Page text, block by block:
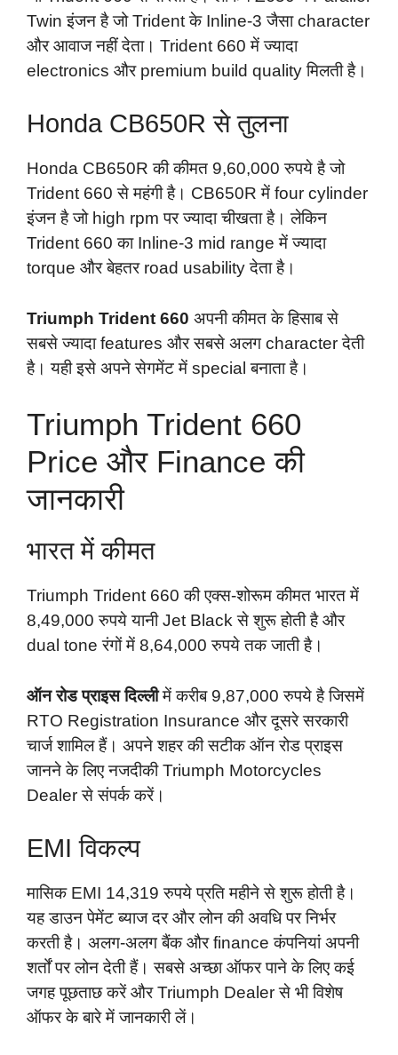
Twin इंजन है जो Trident के Inline-3 जैसा character
और आवाज नहीं देता। Trident 660 में ज्यादा
electronics और premium build quality मिलती है।
Honda CB650R से तुलना
Honda CB650R की कीमत 9,60,000 रुपये है जो
Trident 660 से महंगी है। CB650R में four cylinder
इंजन है जो high rpm पर ज्यादा चीखता है। लेकिन
Trident 660 का Inline-3 mid range में ज्यादा
torque और बेहतर road usability देता है।
Triumph Trident 660 अपनी कीमत के हिसाब से
सबसे ज्यादा features और सबसे अलग character देती
है। यही इसे अपने सेगमेंट में special बनाता है।
Triumph Trident 660
Price और Finance की
जानकारी
भारत में कीमत
Triumph Trident 660 की एक्स-शोरूम कीमत भारत में
8,49,000 रुपये यानी Jet Black से शुरू होती है और
dual tone रंगों में 8,64,000 रुपये तक जाती है।
ऑन रोड प्राइस दिल्लीमें करीब 9,87,000 रुपये है जिसमें
RTO Registration Insurance और दूसरे सरकारी
चार्ज शामिल हैं। अपने शहर की सटीक ऑन रोड प्राइस
जानने के लिए नजदीकी Triumph Motorcycles
Dealer से संपर्क करें।
EMI विकल्प
मासिक EMI 14,319 रुपये प्रति महीने से शुरू होती है।
यह डाउन पेमेंट ब्याज दर और लोन की अवधि पर निर्भर
करती है। अलग-अलग बैंक और finance कंपनियां अपनी
शर्तों पर लोन देती हैं। सबसे अच्छा ऑफर पाने के लिए कई
जगह पूछताछ करें और Triumph Dealer से भी विशेष
ऑफर के बारे में जानकारी लें।